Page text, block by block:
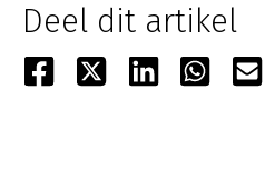
Deel dit artikel